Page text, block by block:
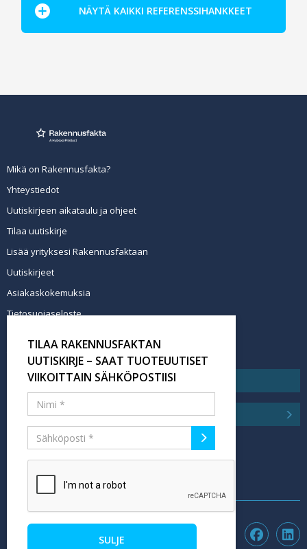
NÄYTÄ KAIKKI REFERENSSIHANKKEET
Mikä on Rakennusfakta?
Yhteystiedot
Uutiskirjeen aikataulu ja ohjeet
Tilaa uutiskirje
Lisää yrityksesi Rakennusfaktaan
Uutiskirjeet
Asiakaskokemuksia
Tietosuojaseloste
Tilaa uutiskirje
TILAA RAKENNUSFAKTAN
UUTISKIRJE – SAAT TUOTEUUTISET
VIIKOITTAIN SÄHKÖPOSTIISI
SULJE